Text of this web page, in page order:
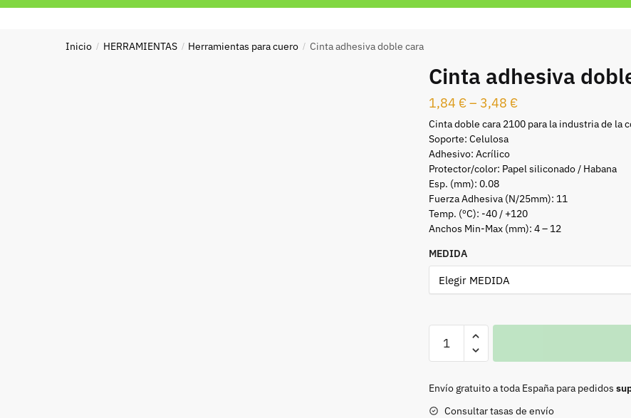
Inicio / HERRAMIENTAS / Herramientas para cuero / Cinta adhesiva doble cara
Cinta adhesiva
1,84 €– 3,48 €
Cinta doble cara 2100 para la industria de la
Soporte: Celulosa
Adhesivo: Acrílico
Protector/color: Papel siliconado / Habana
Esp. (mm): 0.08
Fuerza Adhesiva (N/25mm): 11
Temp. (ºC): -40 / +120
Anchos Min-Max (mm): 4 – 12
MEDIDA
adhesiva
cara
cantidad
Envío gratuito a toda España para pedidos
Consultar tasas de envío